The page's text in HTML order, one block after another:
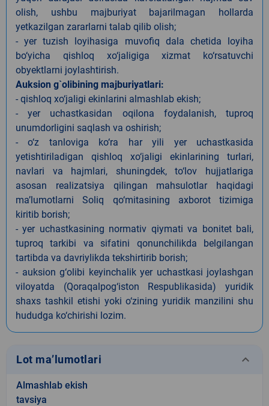
olish, ushbu majburiyat bajarilmagan hollarda
yetkazilgan zararlarni talab qilib olish;
- yer tuzish loyihasiga muvofiq dala chetida loyiha
bo‘yicha qishloq xo‘jaligiga xizmat ko‘rsatuvchi
obyektlarni joylashtirish.
Auksion g`olibining majburiyatlari:
- qishloq xo‘jaligi ekinlarini almashlab ekish;
- yer uchastkasidan oqilona foydalanish, tuproq
unumdorligini saqlash va oshirish;
- o‘z tanloviga ko‘ra har yili yer uchastkasida
yetishtiriladigan qishloq xo‘jaligi ekinlarining turlari,
navlari va hajmlari, shuningdek, to‘lov hujjatlariga
asosan realizatsiya qilingan mahsulotlar haqidagi
ma’lumotlarni Soliq qo‘mitasining axborot tizimiga
kiritib borish;
- yer uchastkasining normativ qiymati va bonitet bali,
tuproq tarkibi va sifatini qonunchilikda belgilangan
tartibda va davriylikda tekshirtirib borish;
- auksion g‘olibi keyinchalik yer uchastkasi joylashgan
viloyatda (Qoraqalpog‘iston Respublikasida) yuridik
shaxs tashkil etishi yoki o‘zining yuridik manzilini shu
hududga ko‘chirishi lozim.
Lot ma’lumotlari keyboard_arrow_down
Almashlab ekish
tavsiya